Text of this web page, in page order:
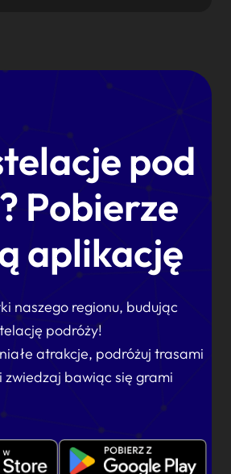
pod
Pobierze
aplikację
naszego regionu, budując
podróży!
atrakcje, podróżuj trasami
zwiedzaj bawiąc się grami